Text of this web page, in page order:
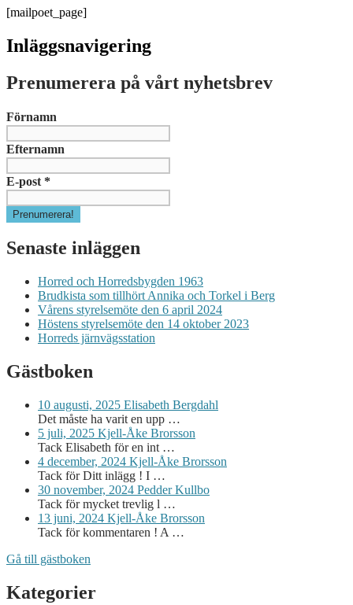
[mailpoet_page]
Inläggsnavigering
Prenumerera på vårt nyhetsbrev
Förnamn
Efternamn
E-post *
Senaste inläggen
Horred och Horredsbygden 1963
Brudkista som tillhört Annika och Torkel i Berg
Vårens styrelsemöte den 6 april 2024
Höstens styrelsemöte den 14 oktober 2023
Horreds järnvägsstation
Gästboken
10 augusti, 2025 Elisabeth Bergdahl
Det måste ha varit en upp …
5 juli, 2025 Kjell-Åke Brorsson
Tack Elisabeth för en int …
4 december, 2024 Kjell-Åke Brorsson
Tack för Ditt inlägg ! I …
30 november, 2024 Pedder Kullbo
Tack för mycket trevlig l …
13 juni, 2024 Kjell-Åke Brorsson
Tack för kommentaren ! A …
Gå till gästboken
Kategorier